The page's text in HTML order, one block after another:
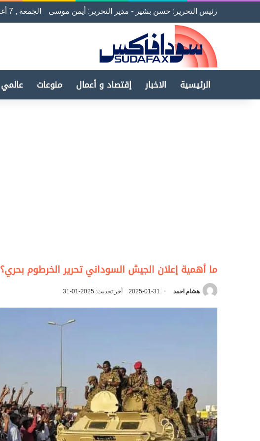
رئيس التحرير: حسن بشير - مدير التحرير: أيمن موسى الجمعة , 7 أغسطس 2026
الرئيسية الاخبار إقتصاد و أعمال منوعات عالمي
ما أهمية إعلان الجيش السوداني تحرير الخرطوم بحري؟
هشام احمد 2025-01-31 آخر تحديث: 2025-01-31